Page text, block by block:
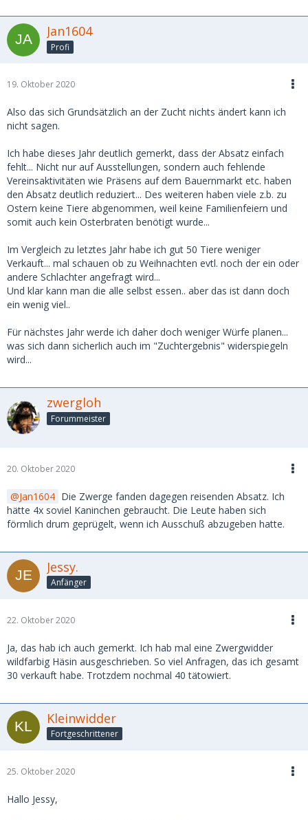
Jan1604
Profi
19. Oktober 2020
Also das sich Grundsätzlich an der Zucht nichts ändert kann ich
nicht sagen.
Ich habe dieses Jahr deutlich gemerkt, dass der Absatz einfach
fehlt... Nicht nur auf Ausstellungen, sondern auch fehlende
Vereinsaktivitäten wie Präsens auf dem Bauernmarkt etc. haben
den Absatz deutlich reduziert... Des weiteren haben viele z.b. zu
Ostern keine Tiere abgenommen, weil keine Familienfeiern und
somit auch kein Osterbraten benötigt wurde...
Im Vergleich zu letztes Jahr habe ich gut 50 Tiere weniger
Verkauft... mal schauen ob zu Weihnachten evtl. noch der ein oder
andere Schlachter angefragt wird...
Und klar kann man die alle selbst essen.. aber das ist dann doch
ein wenig viel..
Für nächstes Jahr werde ich daher doch weniger Würfe planen...
was sich dann sicherlich auch im "Zuchtergebnis" widerspiegeln
wird...
zwergloh
Forummeister
20. Oktober 2020
Jan1604 Die Zwerge fanden dagegen reisenden Absatz. Ich
hätte 4x soviel Kaninchen gebraucht. Die Leute haben sich
förmlich drum geprügelt, wenn ich Ausschuß abzugeben hatte.
Jessy.
Anfänger
22. Oktober 2020
Ja, das hab ich auch gemerkt. Ich hab mal eine Zwergwidder
wildfarbig Häsin ausgeschrieben. So viel Anfragen, das ich gesamt
30 verkauft habe. Trotzdem nochmal 40 tätowiert.
Kleinwidder
Fortgeschrittener
25. Oktober 2020
Hallo Jessy,